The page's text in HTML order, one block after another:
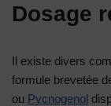
Dosage
Il existe divers
formule brevetée
ou Pycnogenol